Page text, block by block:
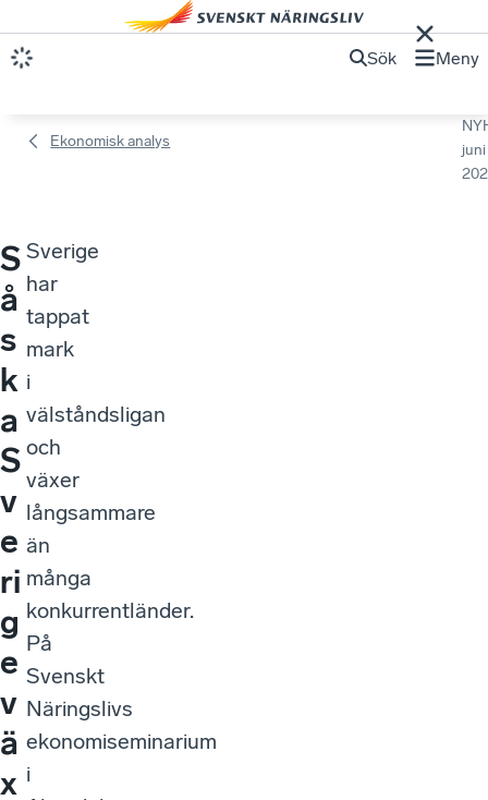
Sök Meny
Ekonomisk analys
juni
S
å
s
k
a
S
v
e
ri
g
e
v
ä
x
Sverige
har
tappat
mark
i
välståndsligan
och
växer
långsammare
än
många
konkurrentländer.
På
Svenskt
Näringslivs
ekonomiseminarium
i